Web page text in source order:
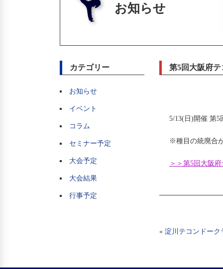
お知らせ
カテゴリー
お知らせ
イベント
コラム
セミナー予定
大会予定
大会結果
行事予定
第5回大阪府
5/13(日)開催 第
※種目の統廃合
＞＞第5回大阪
« 淀川テコンドーク